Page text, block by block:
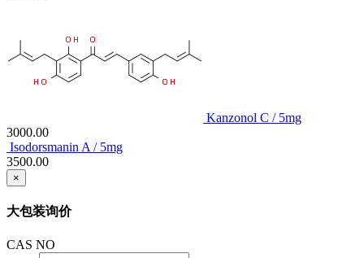
Kanzonol C / 5mg
3000.00
Isodorsmanin A / 5mg
3500.00
×
大包装询价
CAS NO